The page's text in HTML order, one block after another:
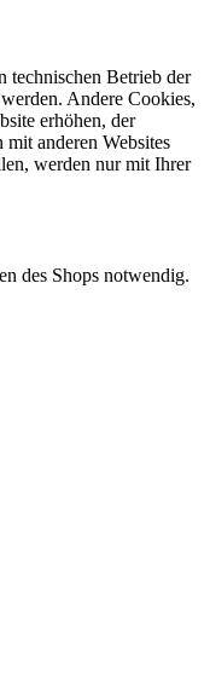
technischen Betrieb der
Andere Cookies,
erhöhen, der
anderen Websites
werden nur mit Ihrer
des Shops notwendig.